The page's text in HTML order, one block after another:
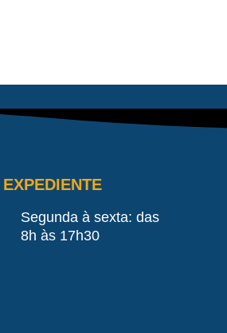
EXPEDIENTE
Segunda à sexta: das
8h às 17h30